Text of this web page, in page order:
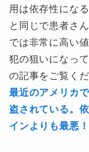
用は依存性にな
と同じで患者さ
では非常に高い
犯の狙いになっ
の記事をご覧くだ
最近のアメリカ
盗されている。
インよりも最悪